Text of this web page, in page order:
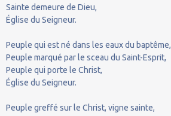
Sainte demeure de Dieu,
Église du Seigneur.
Peuple qui est né dans les eaux du baptême,
Peuple marqué par le sceau du Saint-Esprit,
Peuple qui porte le Christ,
Église du Seigneur.
Peuple greffé sur le Christ, vigne sainte,